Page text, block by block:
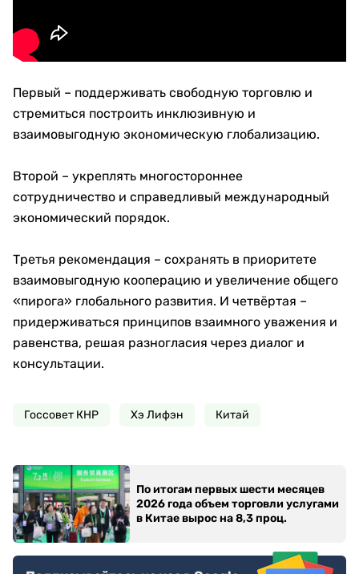
Первый – поддерживать свободную торговлю и
стремиться построить инклюзивную и
взаимовыгодную экономическую глобализацию.
Второй – укреплять многостороннее
сотрудничество и справедливый международный
экономический порядок.
Третья рекомендация – сохранять в приоритете
взаимовыгодную кооперацию и увеличение общего
«пирога» глобального развития. И четвёртая –
придерживаться принципов взаимного уважения и
равенства, решая разногласия через диалог и
консультации.
Госсовет КНР Хэ Лифэн Китай
По итогам первых шести месяцев
2026 года объем торговли услугами
в Китае вырос на 8,3 проц.